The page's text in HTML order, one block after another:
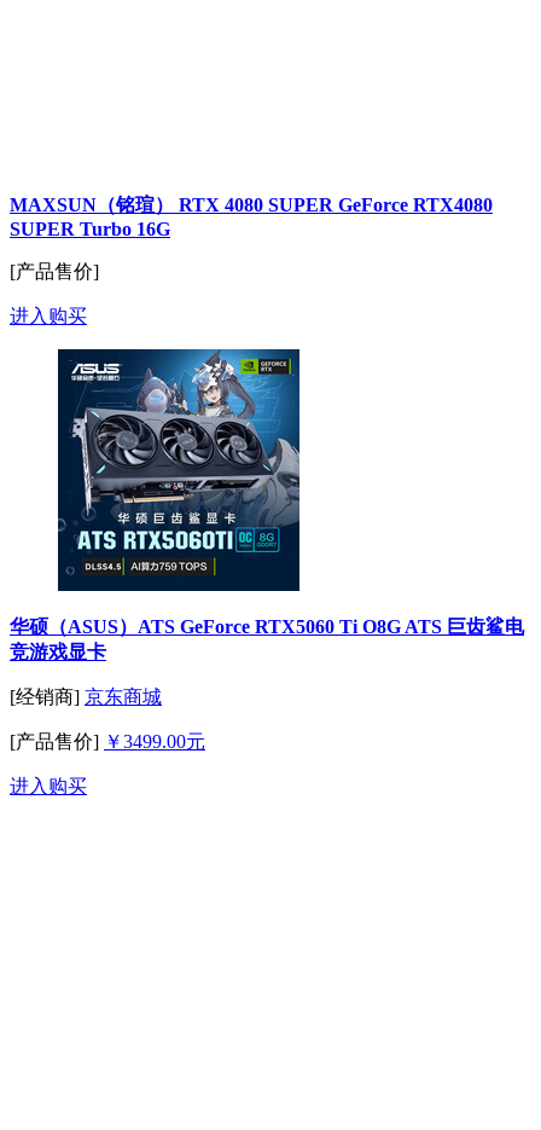
MAXSUN（铭瑄） RTX 4080 SUPER GeForce RTX4080
SUPER Turbo 16G
[产品售价]
进入购买
华硕（ASUS）ATS GeForce RTX5060 Ti O8G ATS 巨齿鲨电
竞游戏显卡
[经销商] 京东商城
[产品售价] ￥3499.00元
进入购买